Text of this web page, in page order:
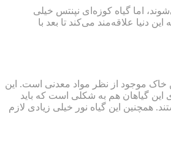
اما گیاه کوزه‌ای نپنتس خیلی
علاقه‌مند می‌کند تا بعد با
خاک موجود از نظر مواد معدنی است. این
این گیاهان هم به شکلی است که باید
همچنین این گیاه نور خیلی زیادی لازم